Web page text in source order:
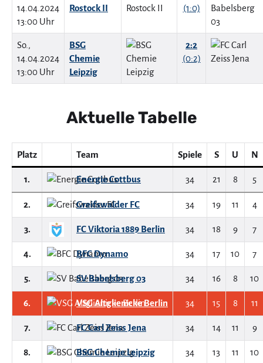
14.04.2024
13:00 Uhr
Rostock II
(1:0)
So.,
14.04.2024
13:00 Uhr
BSG
Chemie
Leipzig
2:2
(0:2)
Aktuelle Tabelle
Platz Team Spiele S U N
1. Energie Cottbus 34 21 8 5
2. Greifswalder FC 34 19 11 4
3. FC Viktoria 1889 Berlin 34 18 9 7
4. BFC Dynamo 34 17 10 7
5. SV Babelsberg 03 34 16 8 10
6. VSG Altglienicke Berlin 34 15 8 11
7. FC Carl Zeiss Jena 34 14 11 9
8. BSG Chemie Leipzig 34 13 11 10